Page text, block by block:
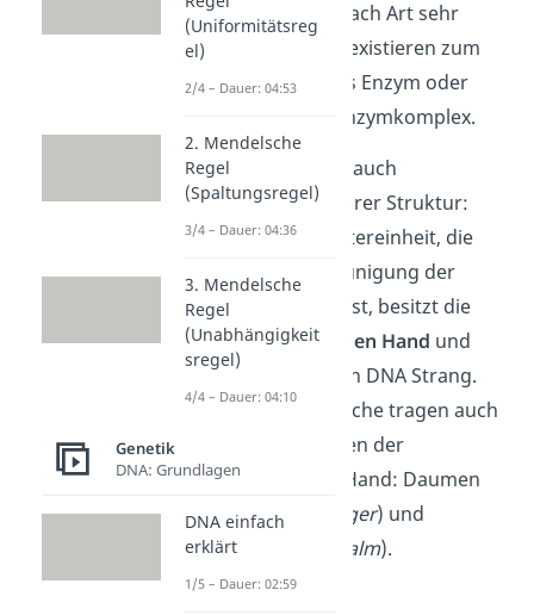
Polymerasen ist je nach Art sehr
unterschiedlich. Sie existieren zum
Beispiel als einzelnes Enzym oder
auch als größerer Enzymkomplex.
Allerdings bestehen auch
Gemeinsamkeiten ihrer Struktur:
Ihre katalytische Untereinheit, die
also für die Beschleunigung der
Reaktion zuständig ist, besitzt die
Form einer geöffneten Hand und
umschließt quasi den DNA Strang.
Ihre jeweiligen Bereiche tragen auch
tatsächlich die Namen der
Bestandteilte einer Hand: Daumen
thumb), Finger ( finger) und
Handinnenfläche (
palm).
Zudem kannst du im
(Uniformitätsreg
el)
2/4 – Dauer: 04:53
2. Mendelsche
Regel
(Spaltungsregel)
3/4 – Dauer: 04:36
3. Mendelsche
Regel
(Unabhängigkeit
sregel)
4/4 – Dauer: 04:10
Genetik
DNA: Grundlagen
DNA einfach
erklärt
1/5 – Dauer: 02:59